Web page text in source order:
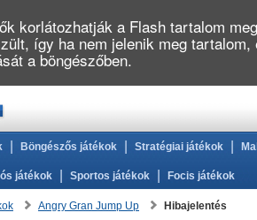
Böngészős játékok Stratégiai játékok
játékok Sportos játékok Focis játékok
Angry Gran Jump Up Hibajelentés
korlátozhatják a Flash tartalom
így ha nem jelenik meg
a böngészőben.